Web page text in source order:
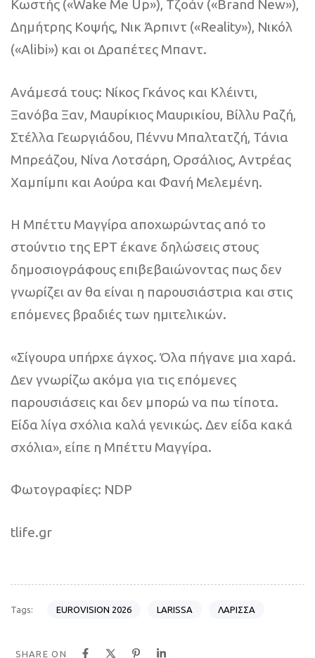
Κωστής («Wake Me Up»), Τζοάν («Brand New»),
Δημήτρης Κοψής, Νικ Άρπιντ («Reality»), Νικόλ
(«Alibi») και οι Δραπέτες Μπαντ.
Ανάμεσά τους: Νίκος Γκάνος και Κλέιντι,
Ξανόβα Ξαν, Μαυρίκιος Μαυρικίου, Βίλλυ Ραζή,
Στέλλα Γεωργιάδου, Πέννυ Μπαλτατζή, Τάνια
Μπρεάζου, Νίνα Λοτσάρη, Ορσάλιος, Αντρέας
Χαμπίμπι και Αούρα και Φανή Μελεμένη.
Η Μπέττυ Μαγγίρα αποχωρώντας από το
στούντιο της ΕΡΤ έκανε δηλώσεις στους
δημοσιογράφους επιβεβαιώνοντας πως δεν
γνωρίζει αν θα είναι η παρουσιάστρια και στις
επόμενες βραδιές των ημιτελικών.
«Σίγουρα υπήρχε άγχος. Όλα πήγανε μια χαρά.
Δεν γνωρίζω ακόμα για τις επόμενες
παρουσιάσεις και δεν μπορώ να πω τίποτα.
Είδα λίγα σχόλια καλά γενικώς. Δεν είδα κακά
σχόλια», είπε η Μπέττυ Μαγγίρα.
Φωτογραφίες: NDP
tlife.gr
Tags: EUROVISION 2026 LARISSA ΛΑΡΙΣΣΑ
SHARE ON